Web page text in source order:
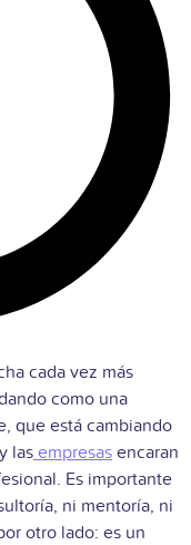
cada vez más
como una
que está cambiando
las empresas encaran
Es importante
ni mentoría, ni
otro lado: es un